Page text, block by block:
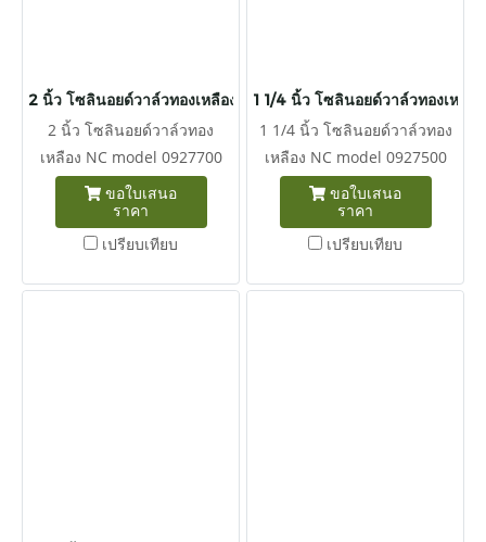
2 นิ้ว โซลินอยด์วาล์วทองเหลือง NC model 0927700
2 นิ้ว โซลินอยด์วาล์วทอง
เหลือง NC model 0927700
แรงดัน 0.1-16 บาร์ โซลินอยด์
วาล์ว 2/2 เกลียว 2" สำหรับใช้
งานเปิด/ปิดน้ำและลม ตัวบอดี้
ปิด ก่อนสั่งซื้อโปรดระบุบ แรง
ขอใบเสนอ
ราคา
เปรียบเทียบ
1 1/4 นิ้ว โซลินอยด์วาล์วทองเหลื
1 1/4 นิ้ว โซลินอยด์วาล์วทอง
เหลือง NC model 0927500
แรงดัน 0.1-16 บาร์ โซลินอยด์
วาล์วทองเหลือง 2/2 เกลียว
(1นิ้ว 2หุน) สำหรับใช้งานเปิด/
Seal NBR แบบปกติปิด ก่อนสั่ง
ขอใบเสนอ
ราคา
เปรียบเทียบ